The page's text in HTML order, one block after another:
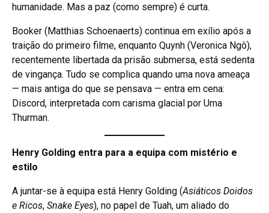
humanidade. Mas a paz (como sempre) é curta.
Booker (Matthias Schoenaerts) continua em exílio após a
traição do primeiro filme, enquanto Quynh (Veronica Ngô),
recentemente libertada da prisão submersa, está sedenta
de vingança. Tudo se complica quando uma nova ameaça
— mais antiga do que se pensava — entra em cena:
Discord, interpretada com carisma glacial por Uma
Thurman.
Henry Golding entra para a equipa com mistério e
estilo
A juntar-se à equipa está Henry Golding (Asiáticos Doidos
e Ricos, Snake Eyes), no papel de Tuah, um aliado do